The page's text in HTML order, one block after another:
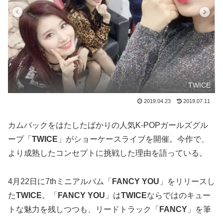
TWICE
2019.04.23 2019.07.11
カムバックをはたしたばかりの人気K-POPガールズグル
ープ「 TWICE 」がショーケースライブを開催。今作で、
より成熟したコンセプトに挑戦した理由を語っている。
4月22日に7thミニアルバム「 FANCY YOU 」をリリースし
たTWICE。「 FANCY YOU 」はTWICEならではのキュー
トな魅力を残しつつも、リードトラック「 FANCY 」を筆